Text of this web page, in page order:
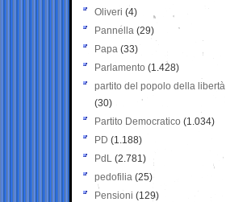
Oliveri (4)
Pannella (29)
Papa (33)
Parlamento (1.428)
partito del popolo della libertà
(30)
Partito Democratico (1.034)
PD (1.188)
PdL (2.781)
pedofilia (25)
Pensioni (129)